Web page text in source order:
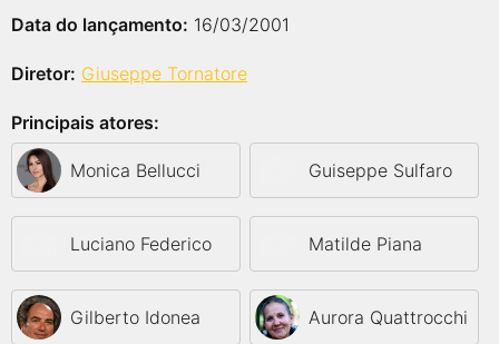
Data do lançamento: 16/03/2001
Diretor: Giuseppe Tornatore
Principais atores:
Monica Bellucci Guiseppe Sulfaro
Luciano Federico Matilde Piana
Gilberto Idonea Aurora Quattrocchi